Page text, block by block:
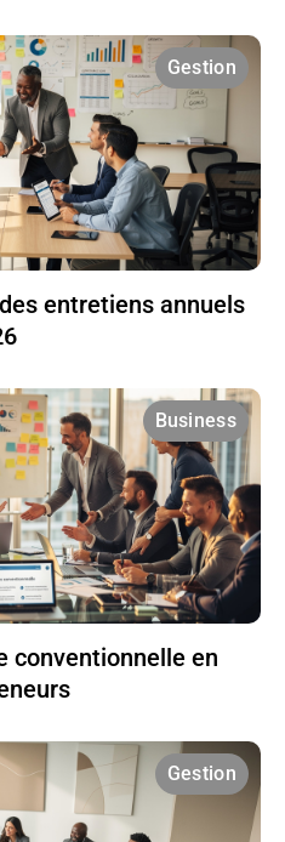
Gestion
entretiens annuels
Business
conventionnelle en
Gestion